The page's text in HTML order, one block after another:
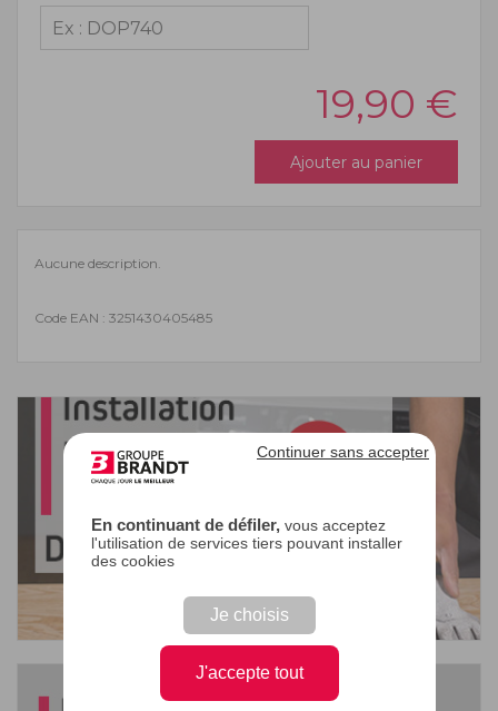
En continuant de défiler,vous acceptez
l'utilisation de services tiers pouvant installer
des cookies
Je choisis
J'accepte tout
Continuer sans accepter
19,90 €
Ajouter au panier
Aucune description.
Code EAN : 3251430405485